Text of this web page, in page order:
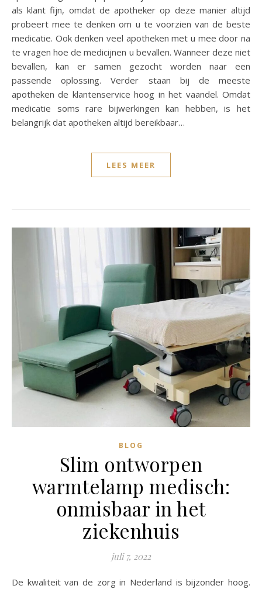
als klant fijn, omdat de apotheker op deze manier altijd
probeert mee te denken om u te voorzien van de beste
medicatie. Ook denken veel apotheken met u mee door na
te vragen hoe de medicijnen u bevallen. Wanneer deze niet
bevallen, kan er samen gezocht worden naar een
passende oplossing. Verder staan bij de meeste
apotheken de klantenservice hoog in het vaandel. Omdat
medicatie soms rare bijwerkingen kan hebben, is het
belangrijk dat apotheken altijd bereikbaar…
LEES MEER
BLOG
Slim ontworpen
warmtelamp medisch:
onmisbaar in het
ziekenhuis
juli 7, 2022
De kwaliteit van de zorg in Nederland is bijzonder hoog.